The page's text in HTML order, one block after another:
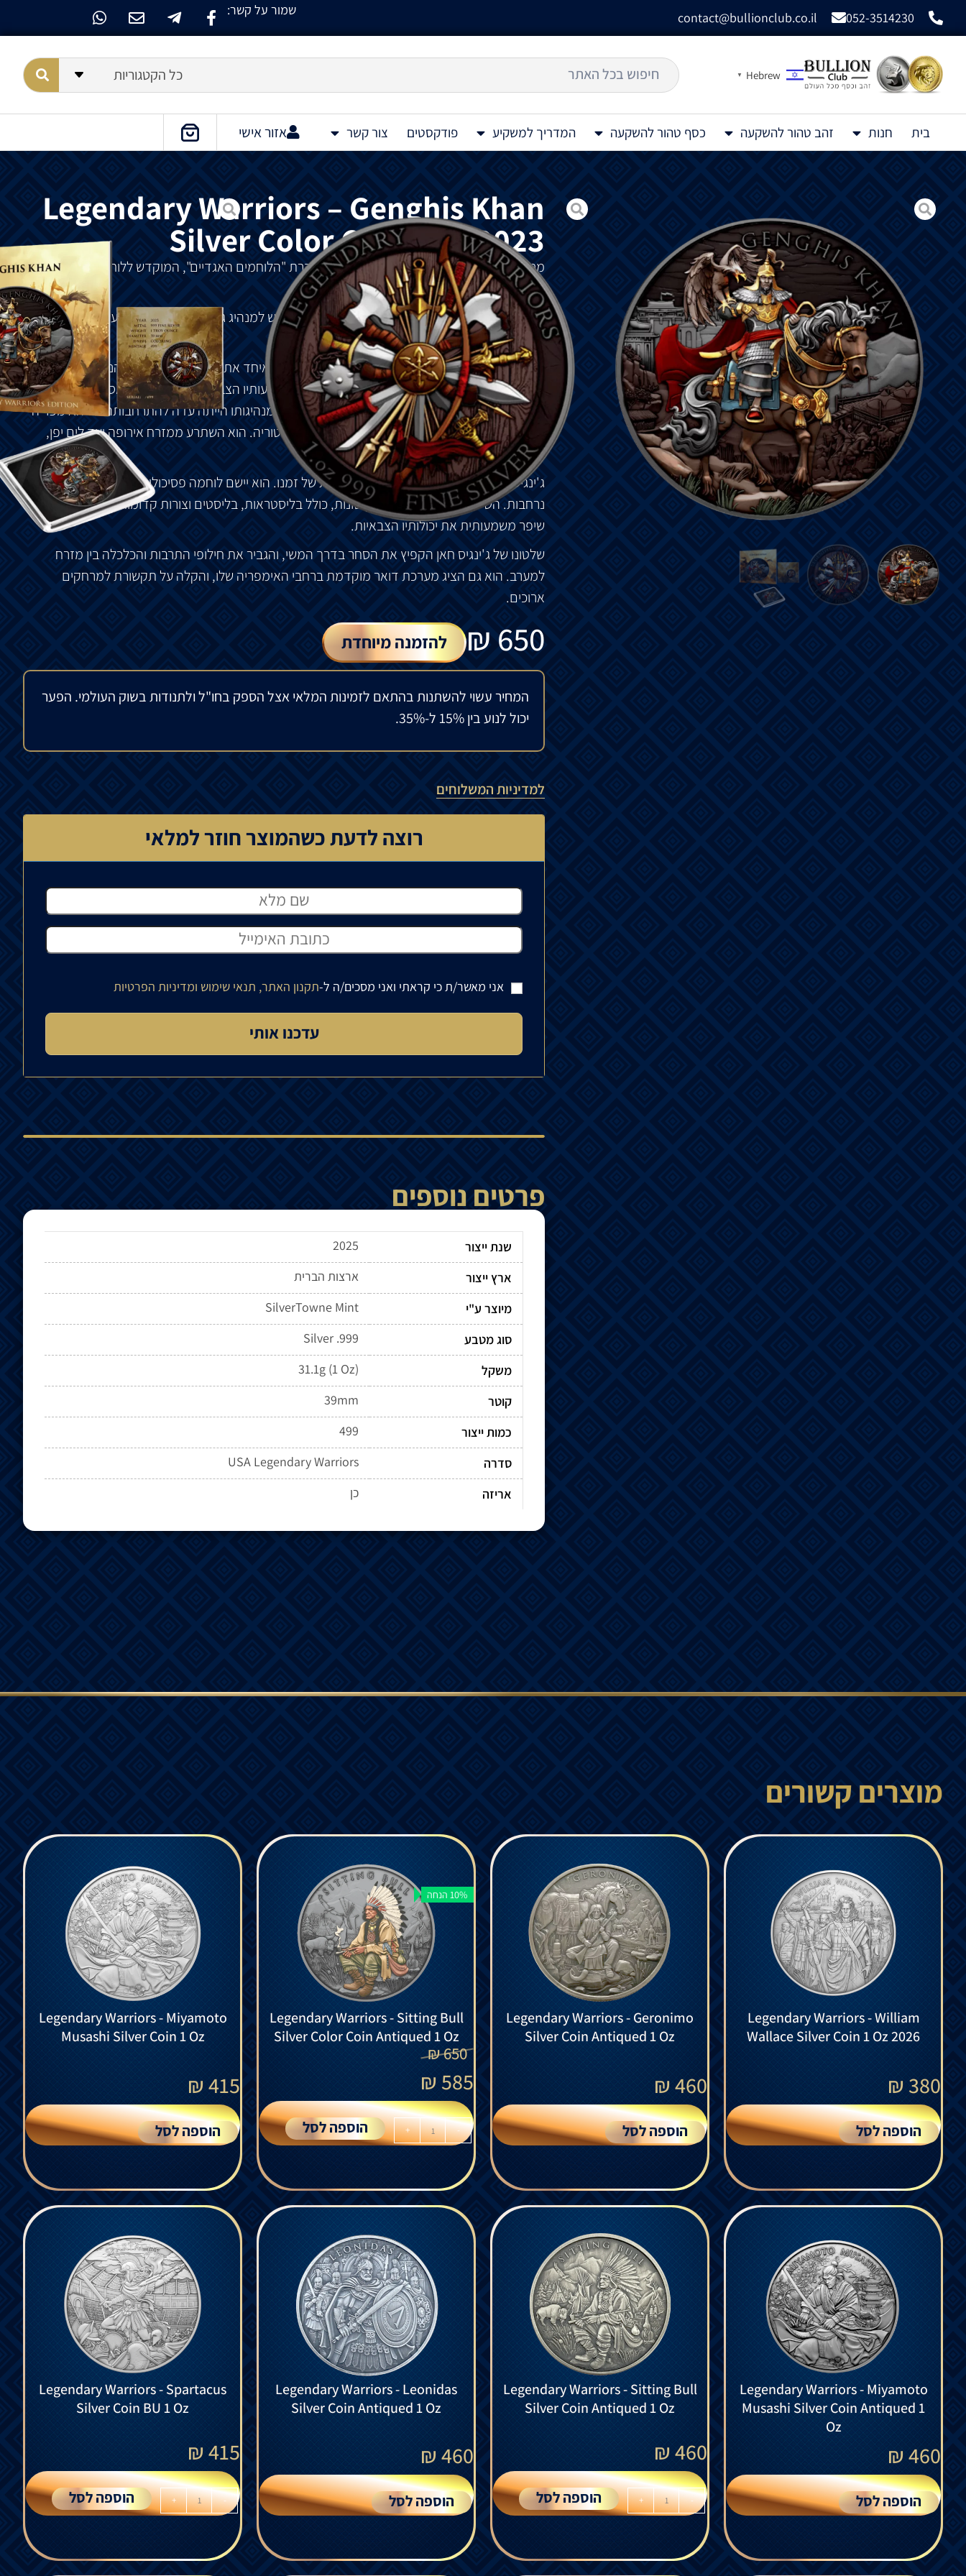
052-3514230
contact@bullionclub.co.il שמור על קשר:
Hebrew
▼ כל הקטגוריות
בית חנות זהב טהור להשקעה כסף טהור להשקעה המדריך למשקיע פודקסטים צור קשר אזור אישי
Legendary Warriors – Genghis Khan
Silver Color Coin 1 Oz 2023
מטבעכסף צבעוני“Genghis Khan 1 Oz” מסדרת"הלוחמים האגדיים", המוקדשללוחמים
המפורסמים
ביותרבהיסטוריה.
המהדורההחמישיתבסדרתהלוחמיםהאגדיים ,מוקדשלמנהיגג'ינגיסחאן, המנהיג בעל החזוןשחישל
את האימפריההמונגוליתהאדירה.
'ינגיסחאן,שנודעבזכותהברקהצבאיוהמנהיגות איחד אתהשבטיםהמונגוליםהנבדלים באמצעות
בריתותוכיבושים,ויצרכוחפרשיםממושמעואימתני מסעותיו הצבאייםנמשכו ברחביאסיה,אירופה
והמזרחהתיכון,והובילולהקמתהאימפריההמונגולית .מנהיגותו הייתהעדהלהתרחבותהשלהאימפריה
המונגולית לאימפרייתהאדמההרציפההגדולה בהיסטוריה. הואהשתרעממזרח אירופהועדלים יפן,
והקיףשטחיםעצומיםברחבי אסיה.
ג'ינגיסחאןחוללמהפכהבטקטיקותהצבאיותשלזמנו. הואיישםלוחמה פסיכולוגית והקיםרשתותריגול
נרחבות.השימוששלובמערכות נשקשונות,כוללבליסטראות,בליסטים וצורותקדומותשלארטילריה
שיפר משמעותיתאתיכולותיוהצבאיות.
שלטונו שלג'ינגיס חאן הקפיץ אתהסחרבדרך המשי, והגביראתחילופי התרבותוהכלכלהבין מזרח
למערב. הואגם הציגמערכתדוארמוקדמתברחבי האימפריה שלו, והקלהעלתקשורתלמרחקים
ארוכים.
650
₪ להזמנה מיוחדת
המחיר עשוי להשתנות בהתאם לזמינות המלאי אצל הספק בחו"ל ולתנודות בשוק העולמי. הפער
יכול לנוע בין 15% ל-35%.
למדיניות המשלוחים
רוצה לדעת כשהמוצר חוזר למלאי
אני מאשר/ת כי קראתי ואני מסכים/ה ל-תקנון האתר, תנאי שימוש ומדיניות הפרטיות
פרטים נוספים
שנת ייצור
2025
ארץ ייצור
ארצות הברית
מיוצר ע"י
SilverTowne Mint
סוג מטבע
Silver .999
משקל
31.1g (1 Oz)
קוטר
39mm
כמות ייצור
499
סדרה
USA Legendary Warriors
אריזה
כן
מוצרים קשורים
Legendary Warriors - William
Wallace Silver Coin 1 Oz 2026
380
₪
הוספה לסל
Legendary Warriors - Geronimo
Silver Coin Antiqued 1 Oz
460
₪
הוספה לסל
10% הנחה
Legendary Warriors - Sitting Bull
Silver Color Coin Antiqued 1 Oz
650
₪
585
₪
-
+ הוספה לסל
Legendary Warriors - Miyamoto
Musashi Silver Coin 1 Oz
415
₪
הוספה לסל
Legendary Warriors - Miyamoto
Musashi Silver Coin Antiqued 1
Oz
460
₪
הוספה לסל
Legendary Warriors - Sitting Bull
Silver Coin Antiqued 1 Oz
460
₪
-
+ הוספה לסל
Legendary Warriors - Leonidas
Silver Coin Antiqued 1 Oz
460
₪
הוספה לסל
Legendary Warriors - Spartacus
Silver Coin BU 1 Oz
415
₪
-
+ הוספה לסל